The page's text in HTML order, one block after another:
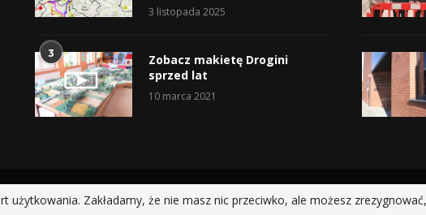
3 listopada 2025
3
Zobacz makietę Drogini
sprzed lat
10 marca 2021
@2019 - All Right Reserved.
Zakładamy, że nie masz nic przeciwko, ale możesz